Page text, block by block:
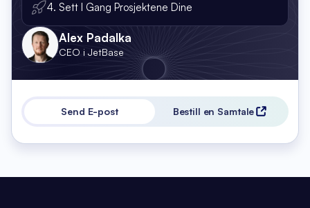
4. Sett I Gang Prosjektene Dine
Alex Padalka
CEO i JetBase
Send E-post Bestill en Samtale